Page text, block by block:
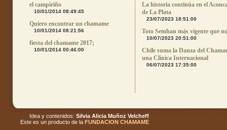
el campiriño
10/01/2014 08:49:45
Quiero encontrar un chamame
10/01/2014 08:21:56
fiesta del chamame 2017;
10/01/2014 00:46:00
La historia continúa en el
de La Plata
23/07/2023 18:51:00
Toto Semhan más vigente que
10/07/2023 20:51:00
Chile suma la Danza del
una Clínica Internacional
06/07/2023 17:35:00
Idea y contenidos: Silvia Alicia Muñoz Velcheff
Este es un producto de la FUNDACION CHAMAME